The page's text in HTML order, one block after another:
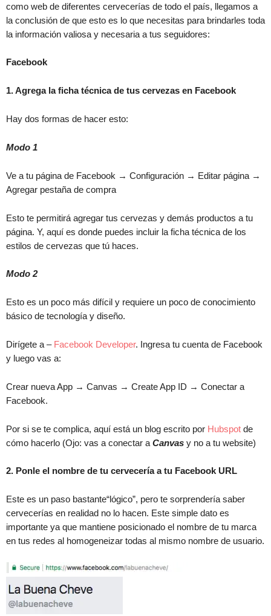
como web de diferentes cervecerías de todo el país, llegamos a
la conclusión de que esto es lo que necesitas para brindarles toda
la información valiosa y necesaria a tus seguidores:
Facebook
1. Agrega la ficha técnica de tus cervezas en Facebook
Hay dos formas de hacer esto:
Modo 1
Ve a tu página de Facebook → Configuración → Editar página →
Agregar pestaña de compra
Esto te permitirá agregar tus cervezas y demás productos a tu
página. Y, aquí es donde puedes incluir la ficha técnica de los
estilos de cervezas que tú haces.
Modo 2
Esto es un poco más difícil y requiere un poco de conocimiento
básico de tecnología y diseño.
Dirígete a –Facebook Developer. Ingresa tu cuenta de Facebook
y luego vas a:
Crear nueva App → Canvas → Create App ID → Conectar a
Facebook.
Por si se te complica, aquí está un blog escrito por Hubspot de
cómo hacerlo (Ojo: vas a conectar a Canvas y no a tu website)
2. Ponle el nombre de tu cervecería a tu Facebook URL
Este es un paso bastante“lógico”, pero te sorprendería saber
cervecerías en realidad no lo hacen. Este simple dato es
importante ya que mantiene posicionado el nombre de tu marca
en tus redes al homogeneizar todas al mismo nombre de usuario.